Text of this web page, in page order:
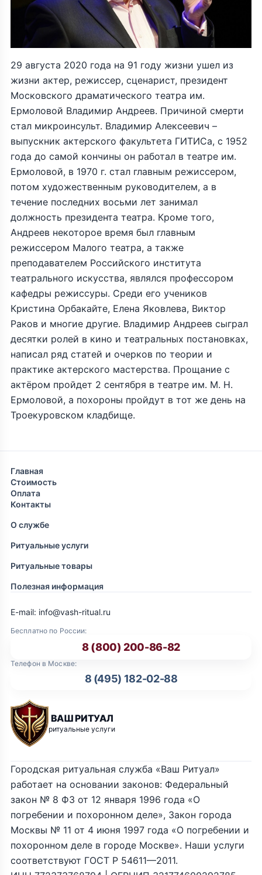
29 августа 2020 года на 91 году жизни ушел из
жизни актер, режиссер, сценарист, президент
Московского драматического театра им.
Ермоловой Владимир Андреев. Причиной смерти
стал микроинсульт. Владимир Алексеевич –
выпускник актерского факультета ГИТИСа, с 1952
года до самой кончины он работал в театре им.
Ермоловой, в 1970 г. стал главным режиссером,
потом художественным руководителем, а в
течение последних восьми лет занимал
должность президента театра. Кроме того,
Андреев некоторое время был главным
режиссером Малого театра, а также
преподавателем Российского института
театрального искусства, являлся профессором
кафедры режиссуры. Среди его учеников
Кристина Орбакайте, Елена Яковлева, Виктор
Раков и многие другие. Владимир Андреев сыграл
десятки ролей в кино и театральных постановках,
написал ряд статей и очерков по теории и
практике актерского мастерства. Прощание с
актёром пройдет 2 сентября в театре им. М. Н.
Ермоловой, а похороны пройдут в тот же день на
Троекуровском кладбище.
Главная
Стоимость
Оплата
Контакты
О службе
Ритуальные услуги
Ритуальные товары
Полезная информация
ВАШ РИТУАЛ
ритуальные услуги
Бесплатно по России:
8 (800) 200-86-82
Телефон в Москве:
8 (495) 182-02-88
E-mail: info@vash-ritual.ru
Городская ритуальная служба «Ваш Ритуал»
работает на основании законов: Федеральный
закон № 8 ФЗ от 12 января 1996 года «О
погребении и похоронном деле», Закон города
Москвы № 11 от 4 июня 1997 года «О погребении и
похоронном деле в городе Москве». Наши услуги
соответствуют ГОСТ Р 54611—2011.